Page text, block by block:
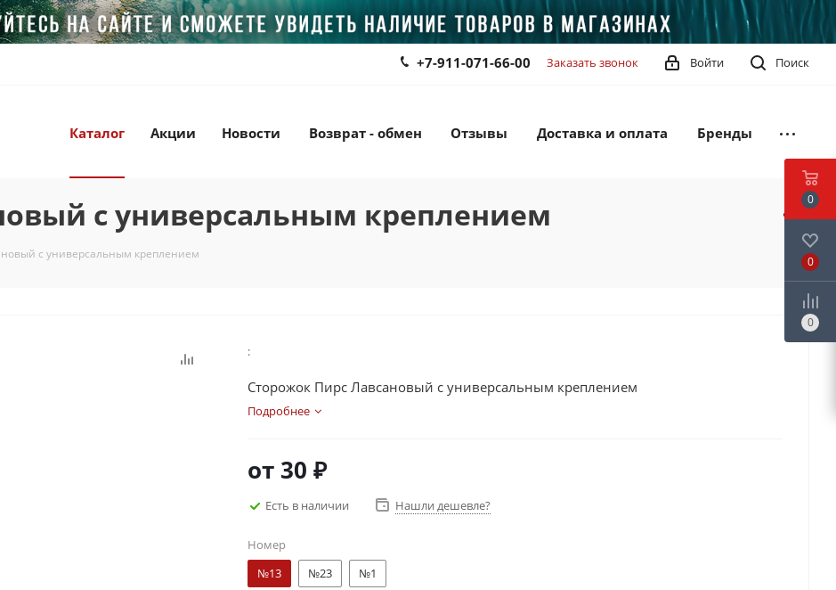
Поиск
Войти
+7-911-071-66-00 Заказать звонок
Каталог Акции Новости Возврат - обмен Отзывы Доставка и оплата Бренды
с универсальным креплением
с универсальным креплением
:
Сторожок Пирс Лавсановый с универсальным креплением
Подробнее
от 30 ₽
Есть в наличии Нашли дешевле?
Номер
№13
№23 №1
0
0
0